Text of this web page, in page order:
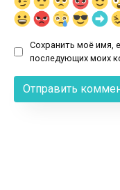
Сохранить моё имя,
последующих моих